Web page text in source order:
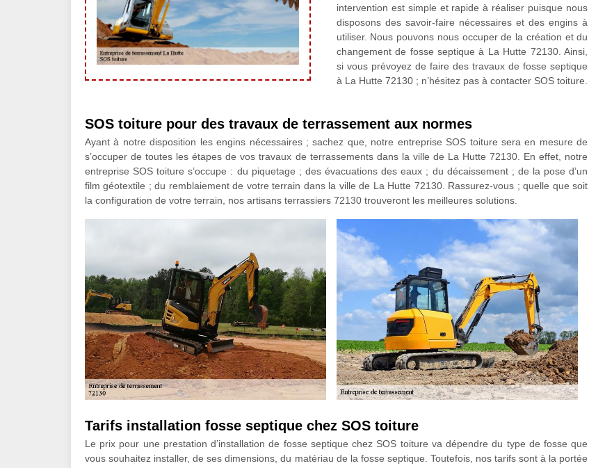
intervention est simple et rapide à réaliser puisque nous
disposons des savoir-faire nécessaires et des engins à
utiliser. Nous pouvons nous occuper de la création et du
changement de fosse septique à La Hutte 72130. Ainsi,
si vous prévoyez de faire des travaux de fosse septique
à La Hutte 72130 ; n’hésitez pas à contacter SOS toiture.
SOS toiture pour des travaux de terrassement aux normes
Ayant à notre disposition les engins nécessaires ; sachez que, notre entreprise SOS toiture sera en mesure de
s’occuper de toutes les étapes de vos travaux de terrassements dans la ville de La Hutte 72130. En effet, notre
entreprise SOS toiture s’occupe : du piquetage ; des évacuations des eaux ; du décaissement ; de la pose d’un
film géotextile ; du remblaiement de votre terrain dans la ville de La Hutte 72130. Rassurez-vous ; quelle que soit
la configuration de votre terrain, nos artisans terrassiers 72130 trouveront les meilleures solutions.
Tarifs installation fosse septique chez SOS toiture
Le prix pour une prestation d’installation de fosse septique chez SOS toiture va dépendre du type de fosse que
vous souhaitez installer, de ses dimensions, du matériau de la fosse septique. Toutefois, nos tarifs sont à la portée